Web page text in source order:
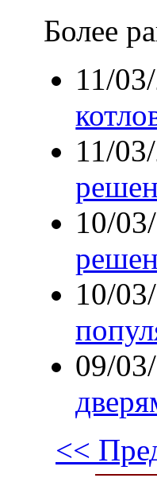
Более
11/
11/
10/
10/
09/
<<